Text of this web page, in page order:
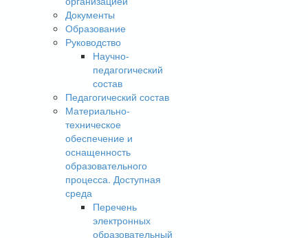
Документы
Образование
Руководство
Научно-
педагогический
состав
Педагогический состав
Материально-
техническое
обеспечение и
оснащенность
образовательного
процесса. Доступная
среда
Перечень
электронных
образовательный